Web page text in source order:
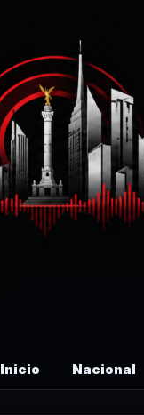
Inicio Nacional